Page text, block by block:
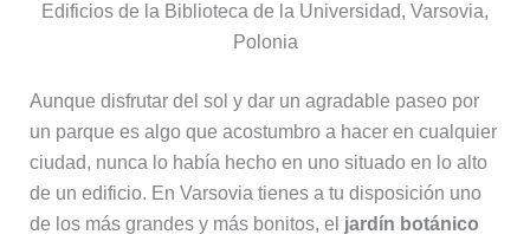
Edificios de la Biblioteca de la Universidad, Varsovia,
Polonia
Aunque disfrutar del sol y dar un agradable paseo por
un parque es algo que acostumbro a hacer en cualquier
ciudad, nunca lo había hecho en uno situado en lo alto
de un edificio. En Varsovia tienes a tu disposición uno
de los más grandes y más bonitos, el jardín botánico